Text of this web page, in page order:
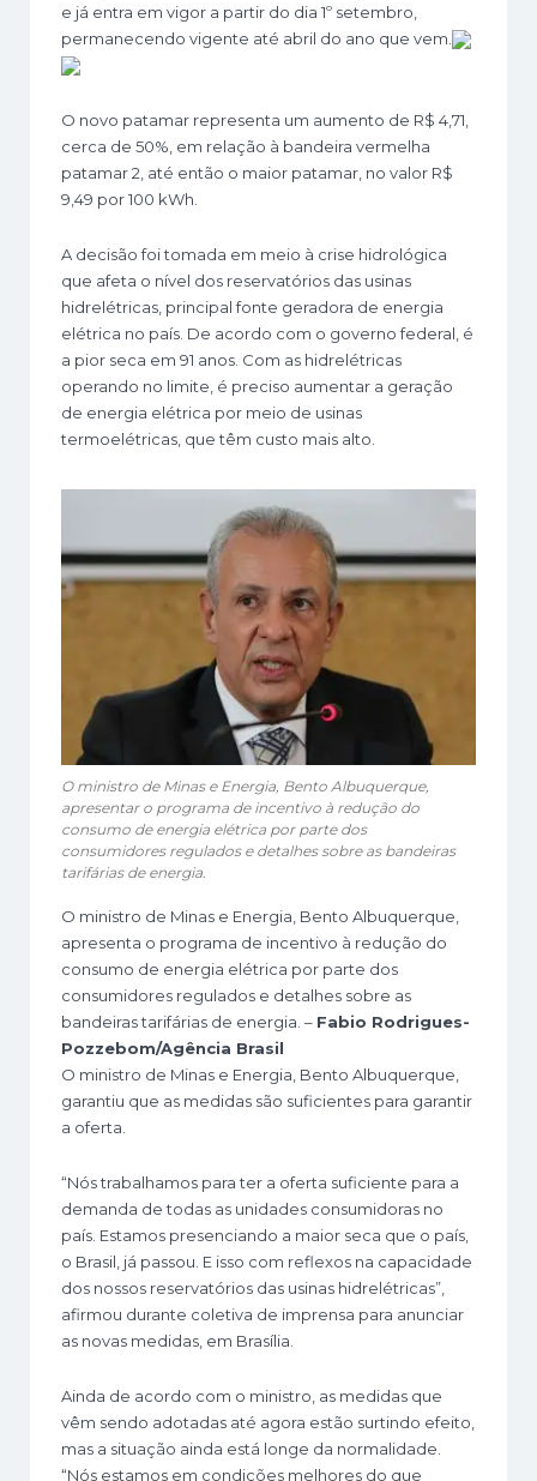
e já entra em vigor a partir do dia 1º setembro,
permanecendo vigente até abril do ano que vem.
O novo patamar representa um aumento de R$ 4,71,
cerca de 50%, em relação à bandeira vermelha
patamar 2, até então o maior patamar, no valor R$
9,49 por 100 kWh.
A decisão foi tomada em meio à crise hidrológica
que afeta o nível dos reservatórios das usinas
hidrelétricas, principal fonte geradora de energia
elétrica no país. De acordo com o governo federal, é
a pior seca em 91 anos. Com as hidrelétricas
operando no limite, é preciso aumentar a geração
de energia elétrica por meio de usinas
termoelétricas, que têm custo mais alto.
O ministro de Minas e Energia, Bento Albuquerque,
apresentar o programa de incentivo à redução do
consumo de energia elétrica por parte dos
consumidores regulados e detalhes sobre as bandeiras
tarifárias de energia.
O ministro de Minas e Energia, Bento Albuquerque,
apresenta o programa de incentivo à redução do
consumo de energia elétrica por parte dos
consumidores regulados e detalhes sobre as
bandeiras tarifárias de energia. – Fabio Rodrigues-
Pozzebom/Agência Brasil
O ministro de Minas e Energia, Bento Albuquerque,
garantiu que as medidas são suficientes para garantir
a oferta.
“Nós trabalhamos para ter a oferta suficiente para a
demanda de todas as unidades consumidoras no
país. Estamos presenciando a maior seca que o país,
o Brasil, já passou. E isso com reflexos na capacidade
dos nossos reservatórios das usinas hidrelétricas”,
afirmou durante coletiva de imprensa para anunciar
as novas medidas, em Brasília.
Ainda de acordo com o ministro, as medidas que
vêm sendo adotadas até agora estão surtindo efeito,
mas a situação ainda está longe da normalidade.
“Nós estamos em condições melhores do que